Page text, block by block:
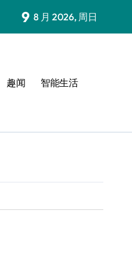
9 8 月 2026, 周日
趣闻 智能生活